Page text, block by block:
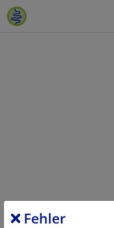
Fehler